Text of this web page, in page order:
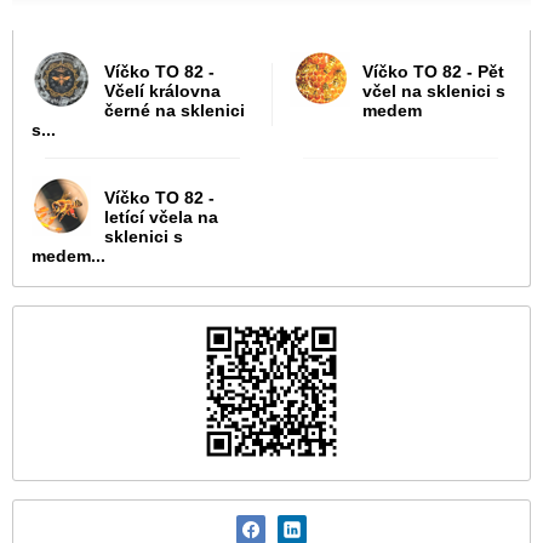
Víčko TO 82 -
Včelí královna
černé na sklenici
s...
Víčko TO 82 - Pět
včel na sklenici s
medem
Víčko TO 82 -
letící včela na
sklenici s
medem...